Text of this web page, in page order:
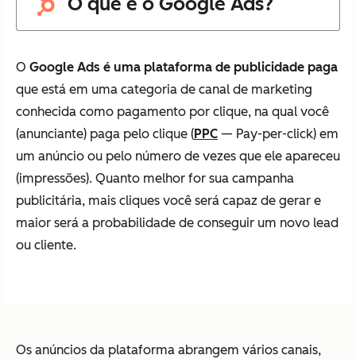
O Google Ads é uma plataforma de publicidade paga
que está em uma categoria de canal de marketing
conhecida como pagamento por clique, na qual você
(anunciante) paga pelo clique (PPC — Pay-per-click) em
um anúncio ou pelo número de vezes que ele apareceu
(impressões). Quanto melhor for sua campanha
publicitária, mais cliques você será capaz de gerar e
maior será a probabilidade de conseguir um novo lead
ou cliente.
Os anúncios da plataforma abrangem vários canais,